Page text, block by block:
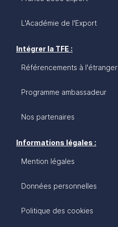
L'Académie de l'Export
Intégrer la TFE :
Référencements à l'étranger
Programme ambassadeur
Nos partenaires
Informations légales :
Mention légales
Données personnelles
Politique des cookies